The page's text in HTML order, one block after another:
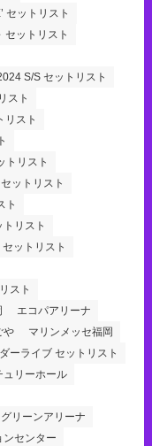
セットリスト
セットリスト
S/S セットリスト
スト
リスト
トリスト
ットリスト
ト
リスト
ットリスト
スト
エコパアリーナ
や
マリンメッセ福岡
ーライブ セットリスト
ュリーホール
リーンアリーナ
ンセンター